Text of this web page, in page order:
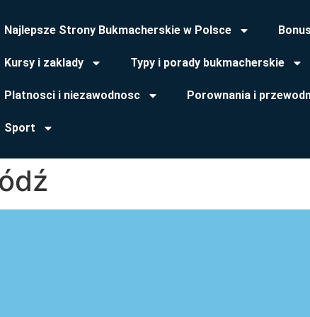
Najlepsze Strony Bukmacherskie w Polsce
Kursy i zaklady Typy i porady bukmacherskie
Platnosci i niezawodnosc Porownania i
Sport